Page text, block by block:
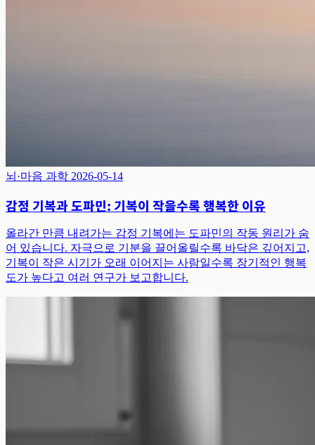
뇌·마음 과학 2026-05-14
감정 기복과 도파민: 기복이 작을수록 행복한 이유
올라간 만큼 내려가는 감정 기복에는 도파민의 작동 원리가 숨
어 있습니다. 자극으로 기분을 끌어올릴수록 바닥은 깊어지고,
기복이 작은 시기가 오래 이어지는 사람일수록 장기적인 행복
도가 높다고 여러 연구가 보고합니다.